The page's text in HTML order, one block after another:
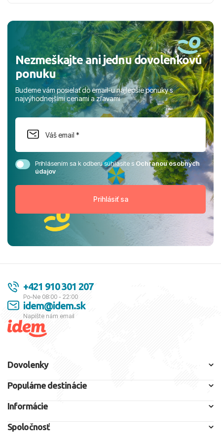
Nezmeškajte ani jednu dovolenkovú
ponuku
Budeme vám posielať do email-u najlepšie ponuky s
najvýhodnejšími cenami a zľavami
Prihlásením sa k odberu súhlasíte sOchranou osobných
údajov
+421 910 301 207
Po-Ne 08:00 - 22:00
idem@idem.sk
Napíšte nám email
Dovolenky
Populárne destinácie
Informácie
Spoločnosť